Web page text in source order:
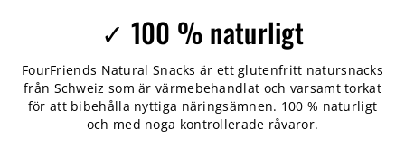
✓ 100 % naturligt
FourFriends Natural Snacks är ett glutenfritt natursnacks
från Schweiz som är värmebehandlat och varsamt torkat
för att bibehålla nyttiga näringsämnen. 100 % naturligt
och med noga kontrollerade råvaror.